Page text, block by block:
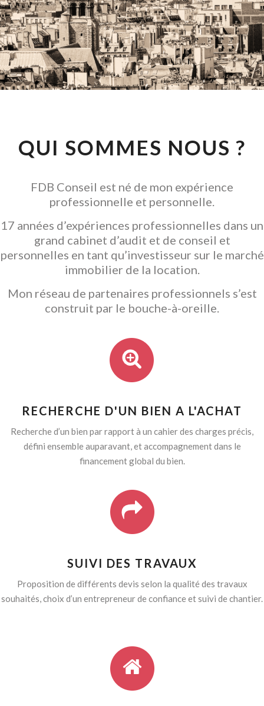
CONSEIL EN
INVESTISSEMENT
LOCATIF
GARANTIR L' ACQUISITION
QUI SOMMES NOUS ?
FDB Conseil est né de mon expérience
professionnelle et personnelle.
17 années d’expériences professionnelles dans un
grand cabinet d’audit et de conseil et
personnelles en tant qu’investisseur sur le marché
immobilier de la location.
Mon réseau de partenaires professionnels s’est
construit par le bouche-à-oreille.
RECHERCHE D'UN BIEN A L'ACHAT
Recherche d’un bien par rapport à un cahier des charges précis,
défini ensemble auparavant, et accompagnement dans le
financement global du bien.
SUIVI DES TRAVAUX
Proposition de différents devis selon la qualité des travaux
souhaités, choix d’un entrepreneur de confiance et suivi de chantier.